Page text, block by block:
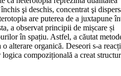
şi deschis, concentrat şi
are puterea de a juxtapune
a observat principii de mișcare și
în spațiu. Astfel, a căutat
alterare organică. Deseori s-a
compozițională a creat